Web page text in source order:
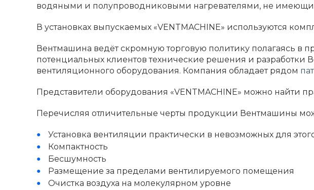
водяными и полупроводниковыми нагревателями, не
В установках выпускаемых «VENTMACHINE» используются
Вентмашина ведёт скромную торговую политику полагаясь в
потенциальных клиентов технические решения и
вентиляционного оборудования. Компания обладает рядом
Представители оборудования «VENTMACHINE» можно найти
Перечисляя отличительные черты продукции Вентмашины
Установка вентиляции практически в невозможных для
Компактность
Бесшумность
Размещение за пределами вентилируемого помещения
Очистка воздуха на молекулярном уровне